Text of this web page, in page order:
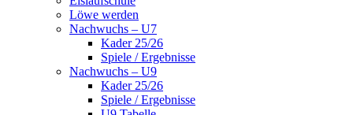
Löwe werden
Nachwuchs – U7
Kader 25/26
Spiele / Ergebnisse
Nachwuchs – U9
Kader 25/26
Spiele / Ergebnisse